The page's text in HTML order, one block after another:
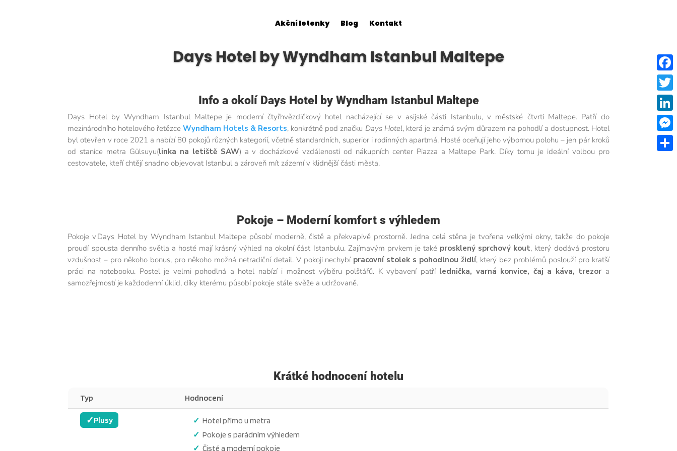
Akční letenky Blog Kontakt
Days Hotel by Wyndham Istanbul Maltepe
Info a okolí Days Hotel by Wyndham Istanbul Maltepe
Days Hotel by Wyndham Istanbul Maltepe je moderní čtyřhvězdičkový hotel nacházející se v asijské části Istanbulu, v městské čtvrti Maltepe. Patří do
mezinárodního hotelového řetězceWyndham Hotels & Resorts, konkrétně pod značku Days Hotel, která je známá svým důrazem na pohodlí a dostupnost. Hotel
byl otevřen v roce 2021 a nabízí 80 pokojů různých kategorií, včetně standardních, superior i rodinných apartmá. Hosté oceňují jeho výbornou polohu – jen pár kroků
od stanice metra Gülsuyu(linka na letiště SAW) a v docházkové vzdálenosti od nákupních center Piazza a Maltepe Park. Díky tomu je ideální volbou pro
cestovatele, kteří chtějí snadno objevovat Istanbul a zároveň mít zázemí v klidnější části města.
Pokoje – Moderní komfort s výhledem
Pokoje v Days Hotel by Wyndham Istanbul Maltepe působí moderně, čistě a překvapivě prostorně. Jedna celá stěna je tvořena velkými okny, takže do pokoje
proudí spousta denního světla a hosté mají krásný výhled na okolní část Istanbulu. Zajímavým prvkem je také prosklený sprchový kout, který dodává prostoru
vzdušnost – pro někoho bonus, pro někoho možná netradiční detail. V pokoji nechybí pracovní stolek s pohodlnou židlí, který bez problémů poslouží pro kratší
práci na notebooku. Postel je velmi pohodlná a hotel nabízí i možnost výběru polštářů. K vybavení patří lednička, varná konvice, čaj a káva, trezor a
samozřejmostí je každodenní úklid, díky kterému působí pokoje stále svěže a udržovaně.
Krátké hodnocení hotelu
Typ Hodnocení
✓Plusy
Hotel přímo u metra
Pokoje s parádním výhledem
Čisté a moderní pokoje